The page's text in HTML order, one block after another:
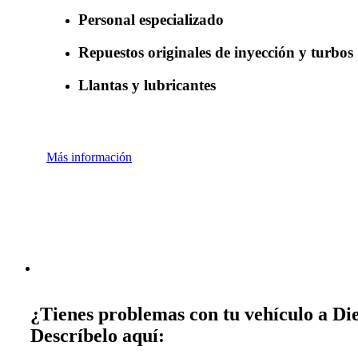
Personal especializado
Repuestos originales de inyección y turbos
Llantas y lubricantes
Más información
¿Tienes problemas con tu vehículo a
Descríbelo aquí: